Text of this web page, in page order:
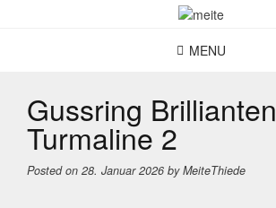
MENU
Gussring Brillianten
Turmaline 2
Posted on 28. Januar 2026 byMeiteThiede